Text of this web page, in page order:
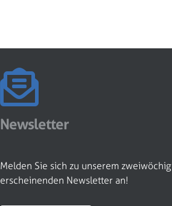
Newsletter
Melden Sie sich zu unserem zweiwöchig
erscheinenden Newsletter an!